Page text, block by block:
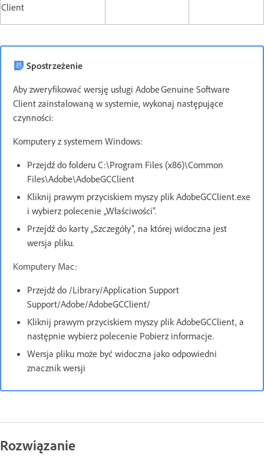
Client
Spostrzeżenie
Aby zweryfikować wersję usługi Adobe Genuine Software
Client zainstalowaną w systemie, wykonaj następujące
czynności:
Komputery z systemem Windows:
Przejdź do folderu C:\Program Files (x86)\Common
Files\Adobe\AdobeGCClient
Kliknij prawym przyciskiem myszy plik AdobeGCClient.exe
i wybierz polecenie „Właściwości”.
Przejdź do karty „Szczegóły”, na której widoczna jest
wersja pliku.
Komputery Mac:
Przejdź do /Library/Application Support
Support/Adobe/AdobeGCClient/
Kliknij prawym przyciskiem myszy plik AdobeGCClient, a
następnie wybierz polecenie Pobierz informacje.
Wersja pliku może być widoczna jako odpowiedni
znacznik wersji
Rozwiązanie